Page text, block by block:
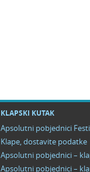
KLAPSKI KUTAK
Apsolutni pobjednici
Klape, dostavite podatke
Apsolutni pobjednici –
Apsolutni pobjednici –